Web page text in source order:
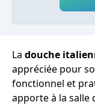
La douche
appréciée pour
fonctionnel et
apporte à la salle